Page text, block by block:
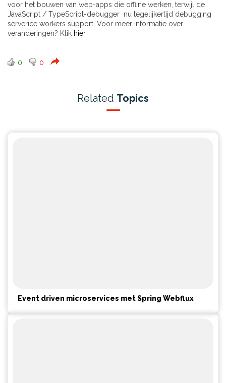
voor het bouwen van web-apps die offline werken, terwijl de
JavaScript / TypeScript-debugger nu tegelijkertijd debugging
serverice workers support. Voor meer informatie over
veranderingen? Klik hier
0 0
Related Topics
Event driven microservices met Spring Webflux